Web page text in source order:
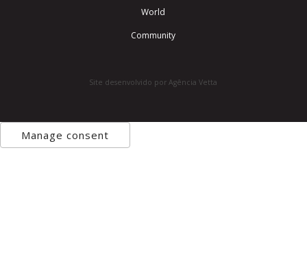
World
Community
Site desenvolvido por Agência Vetta
Manage consent